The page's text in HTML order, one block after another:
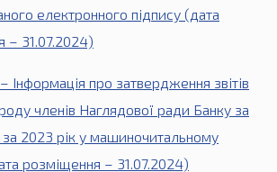
електронного підпису (дата
– 31.07.2024)
Інформація про затвердження звітів
членів Наглядової ради Банку за
за 2023 рік у машиночитальному
розміщення – 31.07.2024)